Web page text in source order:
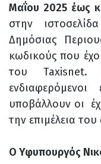
Μαΐου 2025 έως
στην
Δημόσιας
κωδικούς που
του Taxisnet.
υποβάλλουν οι
την επιμέλεια
Ο Υφυπουργός